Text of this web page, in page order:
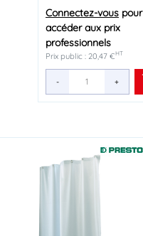
Connectez-vous pour
accéder aux prix
professionnels
Prix public : 20,47 €HT
- +